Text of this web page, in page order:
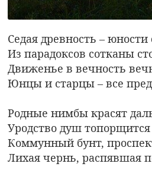
Седая древность – юности
Из парадоксов сотканы
Движенье в вечность
Юнцы и старцы – все пред
Родные нимбы красят
Уродство душ
Коммунный бунт,
Лихая чернь, распявшая